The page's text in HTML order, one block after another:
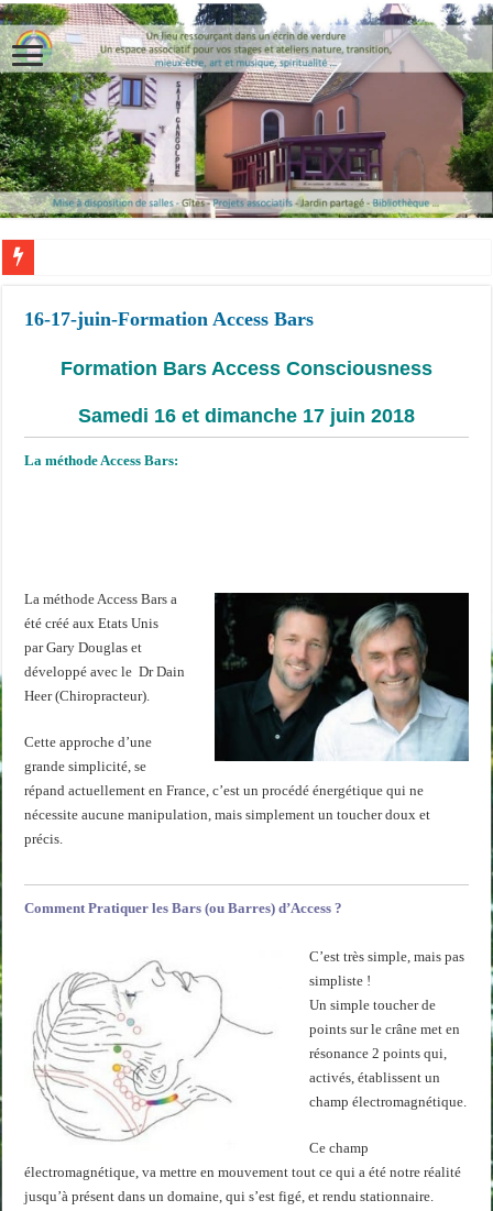
16-17-juin-Formation Access Bars
Formation Bars Access Consciousness
Samedi 16 et dimanche 17 juin 2018
La méthode Access Bars:
La méthode Access Bars a
été créé aux Etats Unis
par Gary Douglas et
développé avec le Dr Dain
Heer (Chiropracteur).
Cette approche d’une
grande simplicité, se
répand actuellement en France, c’est un procédé énergétique qui ne
nécessite aucune manipulation, mais simplement un toucher doux et
précis.
Comment Pratiquer les Bars (ou Barres) d’Access ?
C’est très simple, mais pas
simpliste !
Un simple toucher de
points sur le crâne met en
résonance 2 points qui,
activés, établissent un
champ électromagnétique.
Ce champ
électromagnétique, va mettre en mouvement tout ce qui a été notre réalité
jusqu’à présent dans un domaine, qui s’est figé, et rendu stationnaire.